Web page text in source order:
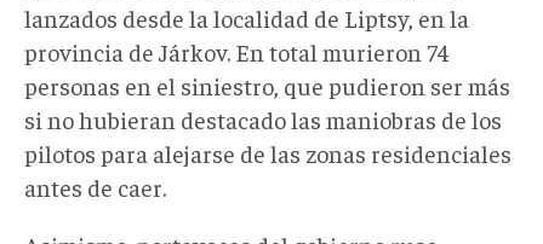
lanzados desde la localidad de Liptsy, en la
provincia de Járkov. En total murieron 74
personas en el siniestro, que pudieron ser más
si no hubieran destacado las maniobras de los
pilotos para alejarse de las zonas residenciales
antes de caer.